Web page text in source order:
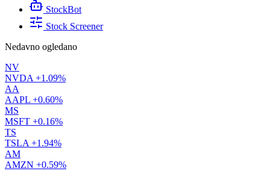
StockBot
Stock Screener
Nedavno ogledano
NV
NVDA +1.09%
AA
AAPL +0.60%
MS
MSFT +0.16%
TS
TSLA +1.94%
AM
AMZN +0.59%